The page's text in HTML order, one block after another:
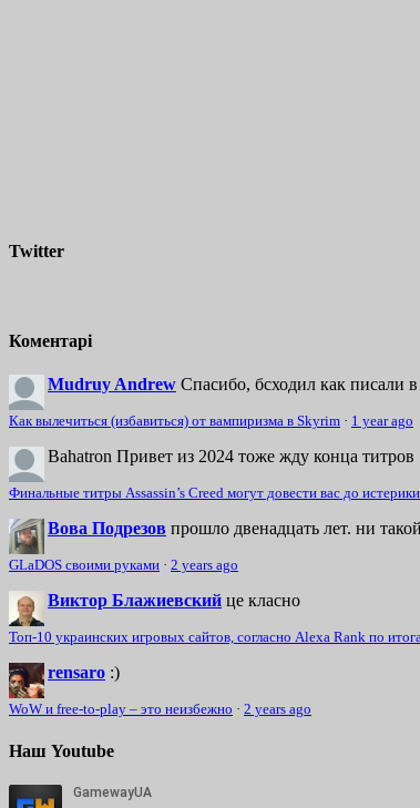
Twitter
Коментарі
Mudruy Andrew Спасибо, бсходил как писали
Как вылечиться (избавиться) от вампиризма в Skyrim · 1 year ago
Bahatron Привет из 2024 тоже жду конца титров
Финальные титры Assassin’s Creed могут довести вас до истерики
Вова Подрезов прошло двенадцать лет. ни
GLaDOS своими руками · 2 years ago
Виктор Блажиевский це класно
Топ-10 украинских игровых сайтов, согласно Alexa Rank по
rensaro :)
WoW и free-to-play – это неизбежно · 2 years ago
Наш Youtube